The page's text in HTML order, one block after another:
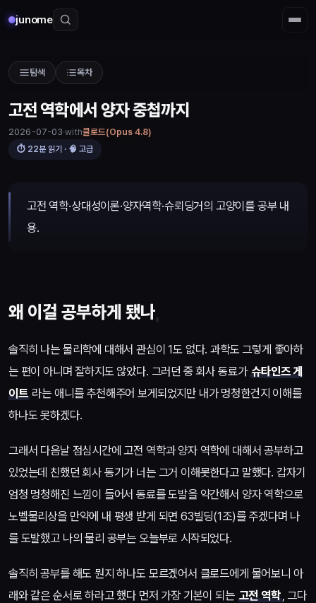
junome
탐색 목차
고전 역학에서 양자 중첩까지
2026-07-03 with클로드(Opus 4.8)
⏱ 22분 읽기 · 🧠 고급
고전 역학에서 양자 중첩까지
고전 역학·상대성이론·양자역학·슈뢰딩거의 고양이를 공부 내
용.
왜 이걸 공부하게 됐나
솔직히 나는 물리학에 대해서 관심이 1도 없다. 과학도 그렇게 좋아하
는 편이 아니며 잘하지도 않았다. 그러던 중 회사 동료가슈타인즈 게
이트라는 애니를 추천해주어 보게되었지만 내가 멍청한건지 이해를
하나도 못하겠다.
그래서 다음날 점심시간에 고전 역학과 양자 역학에 대해서 공부하고
있었는데 친했던 회사 동기가 너는 그거 이해못한다고 말했다. 갑자기
엄청 멍청해진 느낌이 들어서 동료를 도발을 약간해서 양자 역학으로
노벨물리상을 만약에 내 평생 받게 되면 63빌딩(1조)를 주겠다며 나
를 도발했고 나의 물리 공부는 오늘부로 시작되었다.
솔직히 공부를 해도 뭔지 하나도 모르겠어서 클로드에게 물어보니 아
래와 같은 순서로 하라고 했다 먼저 가장 기본이 되는 고전 역학, 그다